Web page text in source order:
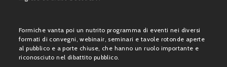
Formiche vanta poi un nutrito programma di eventi nei diversi
formati di convegni, webinair, seminari e tavole rotonde aperte
al pubblico e a porte chiuse, che hanno un ruolo importante e
riconosciuto nel dibattito pubblico.